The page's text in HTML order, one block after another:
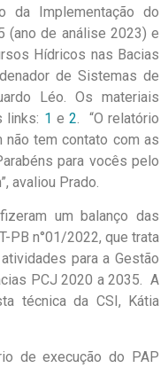
da Implementação do
(ano de análise 2023) e
Hídricos nas Bacias
de Sistemas de
Léo. Os materiais
links: 1 e2 . “O relatório
não tem contato com as
para vocês pelo
avaliou Prado.
um balanço das
PB n°01/2022, que trata
para a Gestão
PCJ 2020 a 2035. A
técnica da CSI, Kátia
de execução do PAP